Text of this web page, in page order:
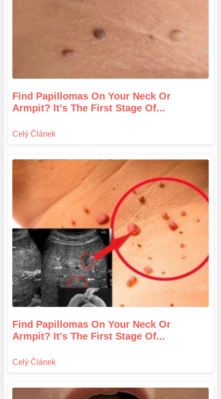
Find Papillomas On Your Neck Or
Armpit? It's The First Stage Of...
Find Papillomas On Your Neck Or
Armpit? It's The First Stage Of...